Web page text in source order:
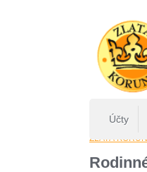
Účty
ZLATÁ